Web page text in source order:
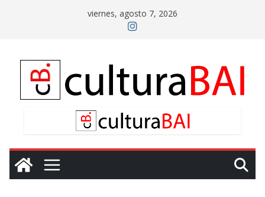
viernes, agosto 7, 2026